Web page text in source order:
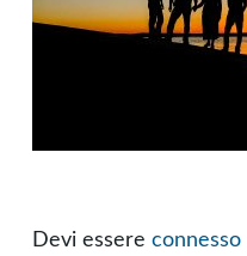
Devi essere connesso